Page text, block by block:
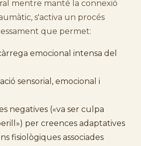
mentre manté la connexió
s'activa un procés
que permet:
emocional intensa del
sensorial, emocional i
negatives («va ser culpa
per creences adaptatives
fisiològiques associades